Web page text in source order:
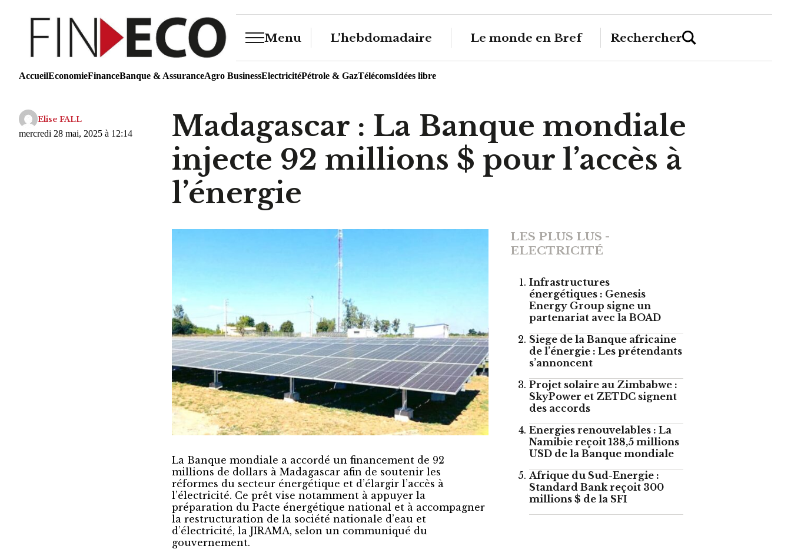
Menu L’hebdomadaire Le monde en Bref Rechercher
AccueilEconomieFinanceBanque & AssuranceAgro BusinessElectricitéPétrole & GazTélécomsIdées libre
Elise FALL
mercredi 28 mai, 2025 à 12:14
Madagascar : La Banque mondiale
injecte 92 millions $ pour l’accès à
l’énergie
La Banque mondiale a accordé un financement de 92
millions de dollars à Madagascar afin de soutenir les
réformes du secteur énergétique et d’élargir l’accès à
l’électricité. Ce prêt vise notamment à appuyer la
préparation du Pacte énergétique national et à accompagner
la restructuration de la société nationale d’eau et
d’électricité, la JIRAMA, selon un communiqué du
gouvernement.
LES PLUS LUS -
ELECTRICITÉ
Infrastructures
énergétiques : Genesis
Energy Group signe un
partenariat avec la BOAD
Siege de la Banque africaine
de l’énergie : Les prétendants
s’annoncent
Projet solaire au Zimbabwe :
SkyPower et ZETDC signent
des accords
Energies renouvelables : La
Namibie reçoit 138,5 millions
USD de la Banque mondiale
Afrique du Sud-Energie :
Standard Bank reçoit 300
millions $ de la SFI